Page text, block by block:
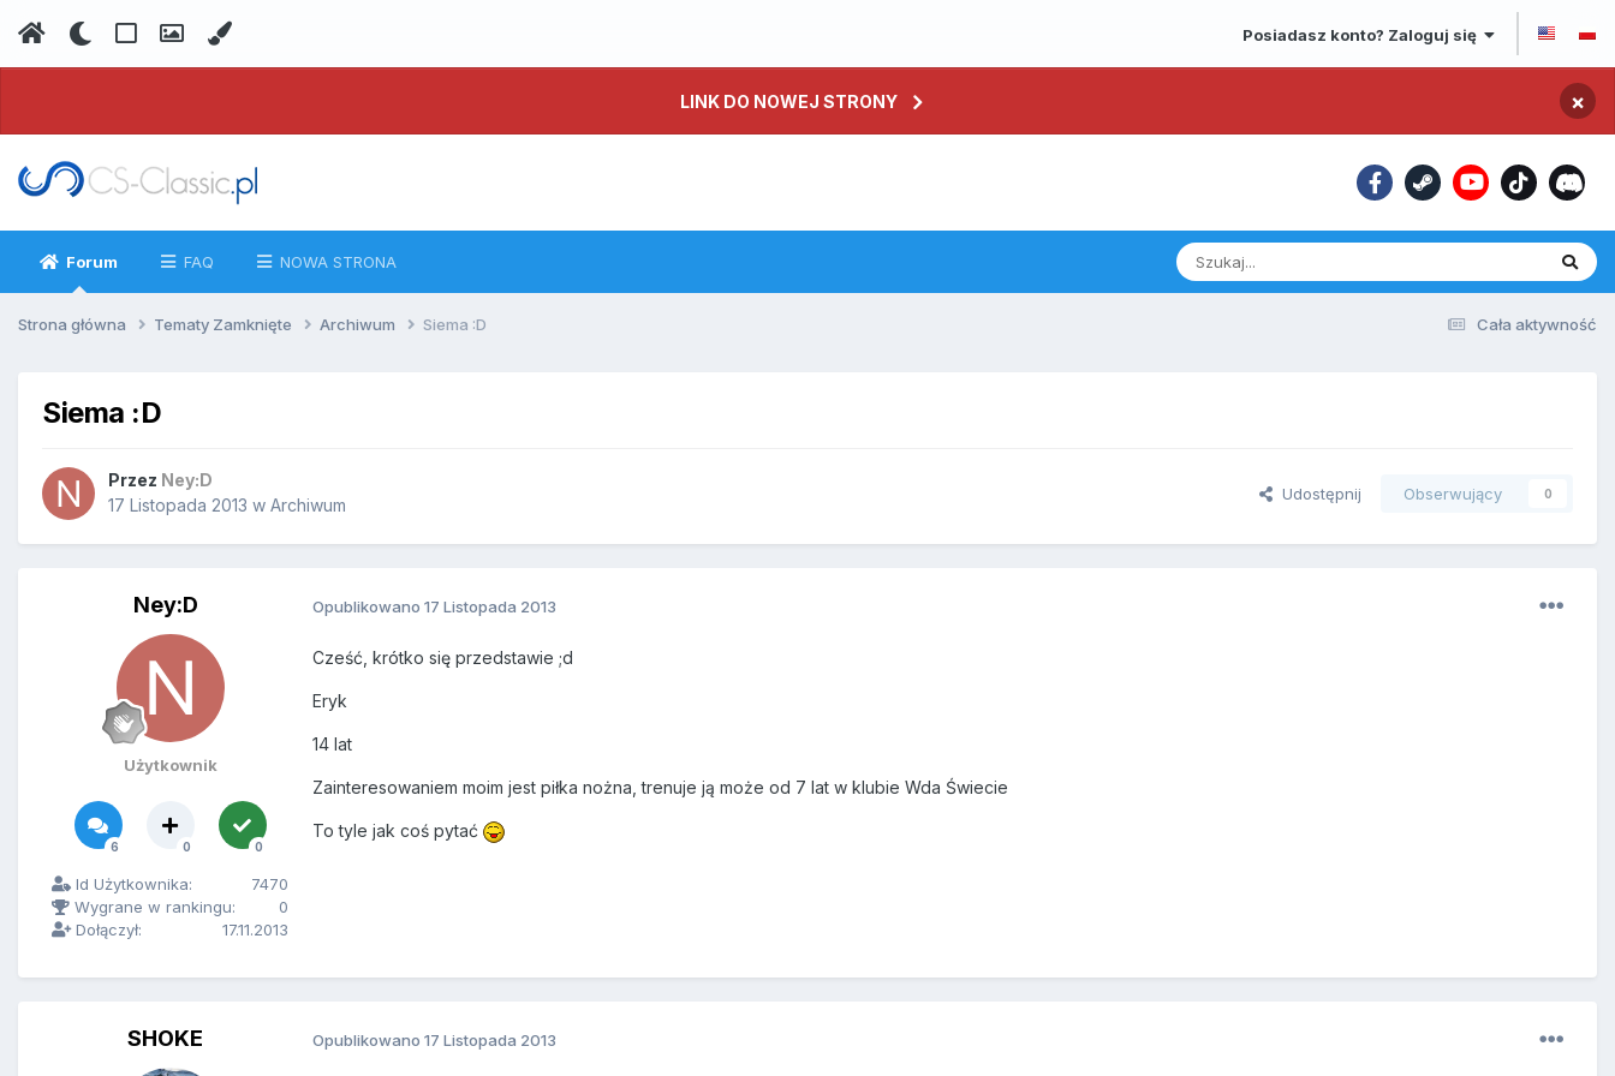
Posiadasz konto? Zaloguj się
LINK DO NOWEJ STRONY ×
Forum FAQ NOWA STRONA
Cała aktywność
Strona główna Tematy Zamknięte Archiwum Siema :D
Siema :D
Przez Ney:D
17 Listopada 2013 w Archiwum
Udostępnij Obserwujący 0
Ney:D
Użytkownik
6 0 0
Id Użytkownika:
7470
Wygrane w rankingu:
0
Dołączył:
17.11.2013
Opublikowano 17 Listopada 2013
Cześć, krótko się przedstawie ;d
Eryk
14 lat
Zainteresowaniem moim jest piłka nożna, trenuje ją może od 7 lat w klubie Wda Świecie
To tyle jak coś pytać
SHOKE Opublikowano 17 Listopada 2013